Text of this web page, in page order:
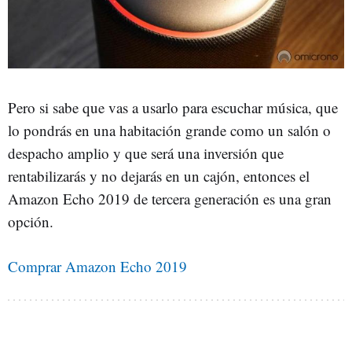
Pero si sabe que vas a usarlo para escuchar música, que
lo pondrás en una habitación grande como un salón o
despacho amplio y que será una inversión que
rentabilizarás y no dejarás en un cajón, entonces el
Amazon Echo 2019 de tercera generación es una gran
opción.
Comprar Amazon Echo 2019